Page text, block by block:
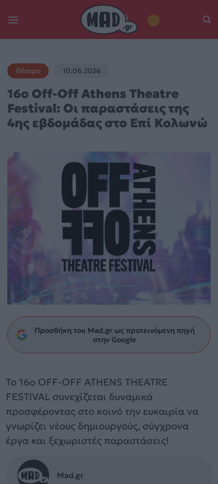
Θέατρο 10.06.2026
16ο Off-Off Athens Theatre
Festival: Οι παραστάσεις της
4ης εβδομάδας στο Επί Κολωνώ
Προσθήκη του Mad.gr ως προτεινόμενη πηγή
στην Google
Το 16ο OFF-OFF ATHENS THEATRE
FESTIVAL συνεχίζεται δυναμικά
προσφέροντας στο κοινό την ευκαιρία να
γνωρίζει νέους δημιουργούς, σύγχρονα
έργα και ξεχωριστές παραστάσεις!
Mad.gr